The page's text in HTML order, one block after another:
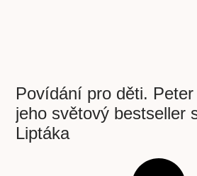
Povídání pro děti.
jeho světový bestseller
Liptáka